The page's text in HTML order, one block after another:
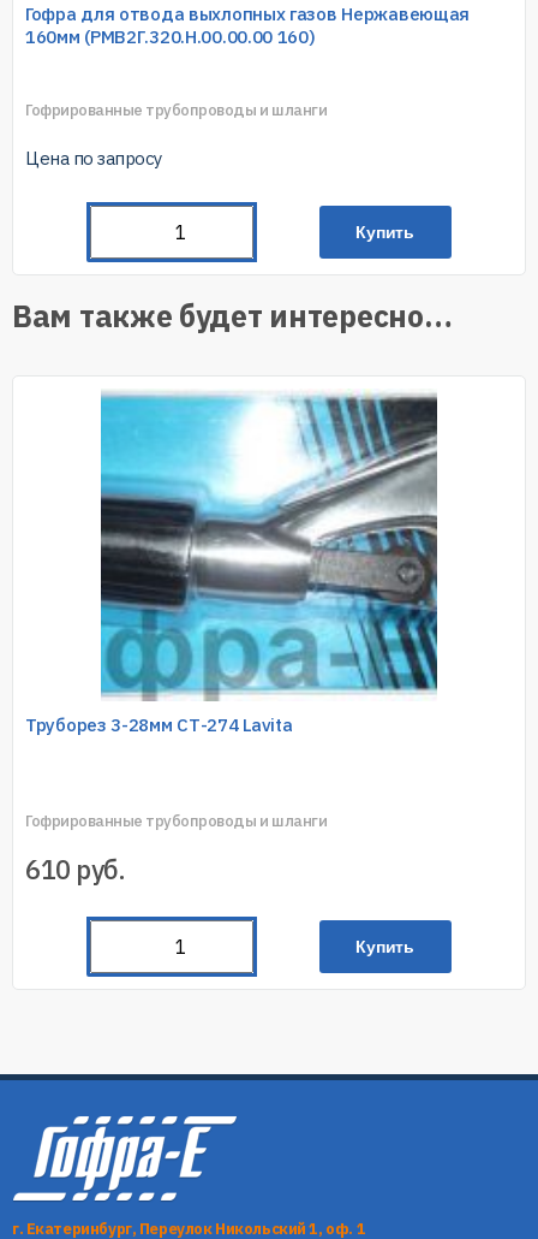
Вам также будет интересно…
Труборез 3-28мм СТ-274 Lavita
Гофрированные трубопроводы и шланги
610 руб.
Купить
Гофра для отвода выхлопных газов Нержавеющая
160мм (РМВ2Г.320.Н.00.00.00 160)
Гофрированные трубопроводы и шланги
Цена по запросу
Купить
г. Екатеринбург, Переулок Никольский 1, оф. 1